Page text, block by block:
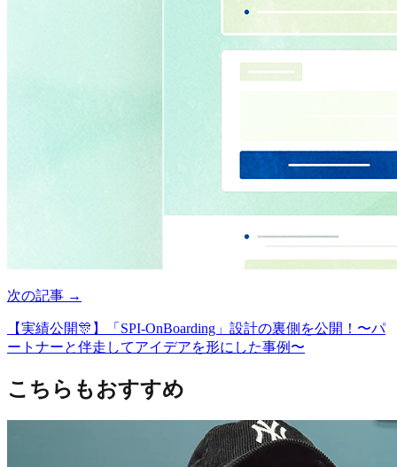
次の記事 →
【実績公開🎊】「SPI-OnBoarding」設計の裏側を公開！〜パ
ートナーと伴走してアイデアを形にした事例〜
こちらもおすすめ